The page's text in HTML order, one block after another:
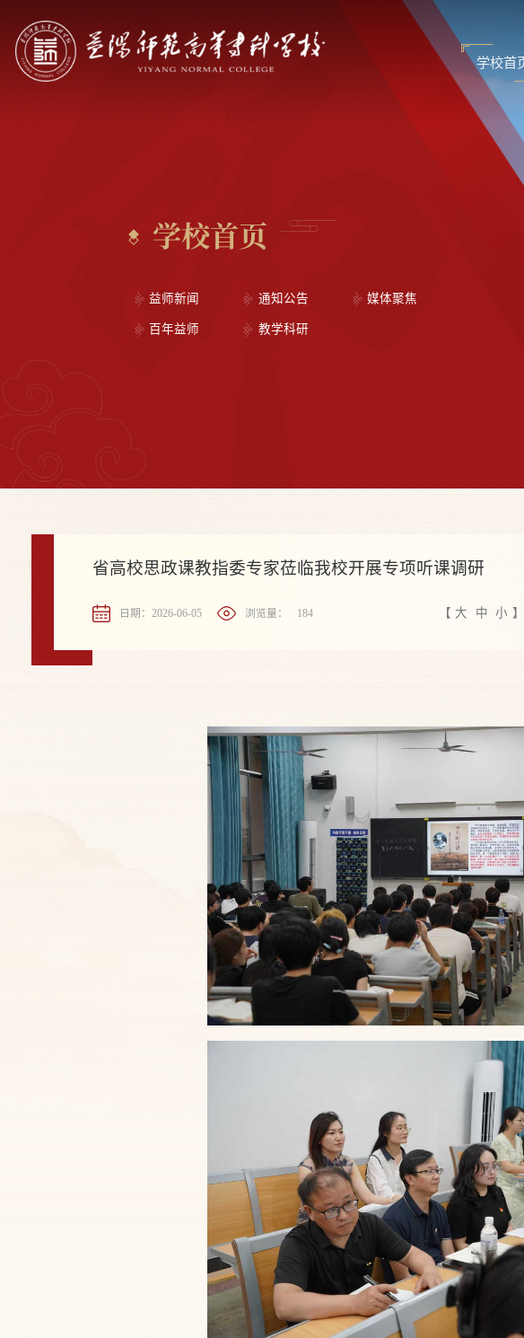
学校首
学校首页
益师新闻 通知公告 媒体聚焦
百年益师 教学科研
省高校思政课教指委专家莅临我校开展专项听课调研
日期：2026-06-05 浏览量： 184 【 大 中 小 】